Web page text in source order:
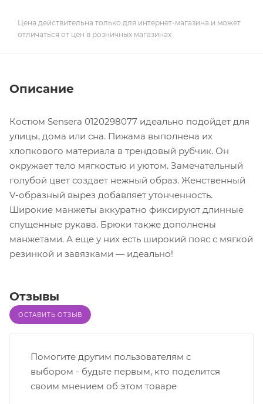
Цена действительна только для интернет-магазина и может
отличаться от цен в розничных магазинах
Описание
Костюм Sensera 0120298077 идеально подойдет для
улицы, дома или сна. Пижама выполнена их
хлопкового материала в трендовый рубчик. Он
окружает тело мягкостью и уютом. Замечательный
голубой цвет создает нежный образ. Женственный
V-образный вырез добавляет утонченность.
Широкие манжеты аккуратно фиксируют длинные
спущенные рукава. Брюки также дополнены
манжетами. А еще у них есть широкий пояс с мягкой
резинкой и завязками — идеально!
Отзывы
ОСТАВИТЬ ОТЗЫВ
Помогите другим пользователям с
выбором - будьте первым, кто поделится
своим мнением об этом товаре